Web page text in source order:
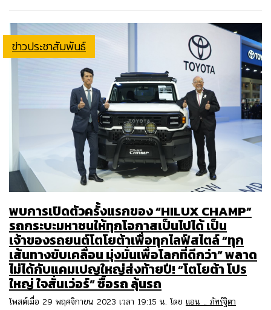
ข่าวประชาสัมพันธ์
พบการเปิดตัวครั้งแรกของ “HILUX CHAMP”
รถกระบะมหาชนให้ทุกโอกาสเป็นไปได้ เป็น
เจ้าของรถยนต์โตโยต้าเพื่อทุกไลฟ์สไตล์ “ทุก
เส้นทางขับเคลื่อน มุ่งมั่นเพื่อโลกที่ดีกว่า” พลาด
ไม่ได้กับแคมเปญใหญ่ส่งท้ายปี! “โตโยต้า โปร
ใหญ่ ใจสั่นเว่อร์” ซื้อรถ ลุ้นรถ
โพสต์เมื่อ 29 พฤศจิกายน 2023 เวลา 19:15 น. โดย แอน .. ภัทร์ฐิตา